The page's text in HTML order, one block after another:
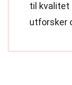
til kvalitet
utforsker